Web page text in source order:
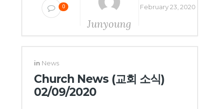
0
Junyoung
February 23, 2020
in News
Church News (교회 소식)
02/09/2020